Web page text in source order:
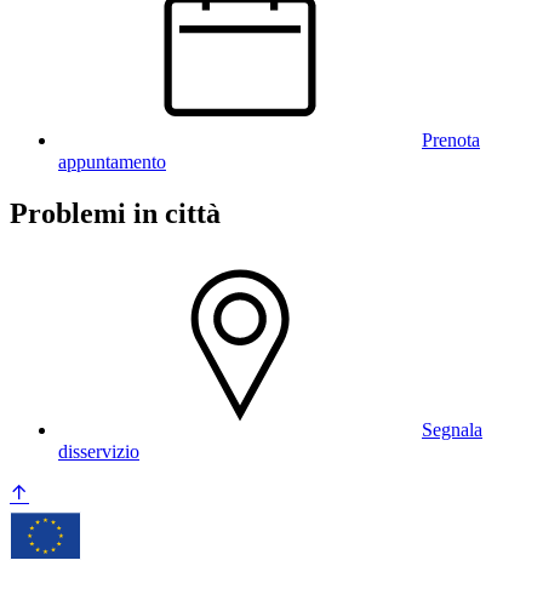
Prenota
appuntamento
Problemi in città
Segnala
disservizio